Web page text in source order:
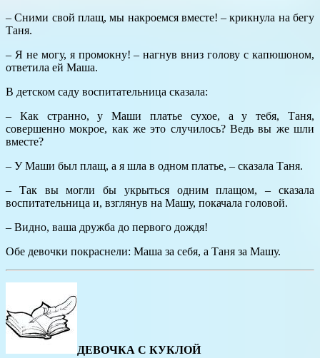
– Сними свой плащ, мы накроемся вместе! – крикнула на бегу
Таня.
– Я не могу, я промокну! – нагнув вниз голову с капюшоном,
ответила ей Маша.
В детском саду воспитательница сказала:
– Как странно, у Маши платье сухое, а у тебя, Таня,
совершенно мокрое, как же это случилось? Ведь вы же шли
вместе?
– У Маши был плащ, а я шла в одном платье, – сказала Таня.
– Так вы могли бы укрыться одним плащом, – сказала
воспитательница и, взглянув на Машу, покачала головой.
– Видно, ваша дружба до первого дождя!
Обе девочки покраснели: Маша за себя, а Таня за Машу.
ДЕВОЧКА С КУКЛОЙ